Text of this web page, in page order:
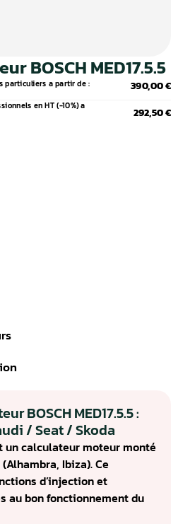
BOSCH MED17.5.5
particuliers a partir de : 390,00 €
en HT (-10%) a
292,50 €
BOSCH MED17.5.5 :
/ Seat / Skoda
un calculateur moteur monté
Ibiza). Ce
d’injection et
au bon fonctionnement du